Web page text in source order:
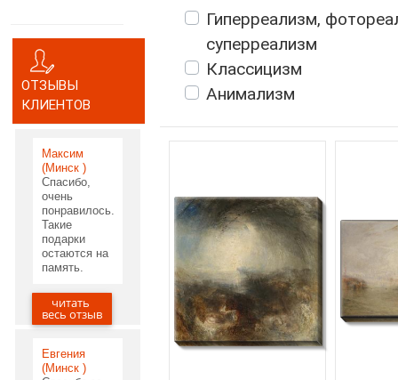
ОТЗЫВЫ
КЛИЕНТОВ
Максим
(Минск )
Спасибо,
очень
понравилось.
Такие
подарки
остаются на
память.
05.06.2020
читать
весь отзыв
Евгения
(Минск )
Гиперреализм,
суперреализм
Классицизм
Анимализм